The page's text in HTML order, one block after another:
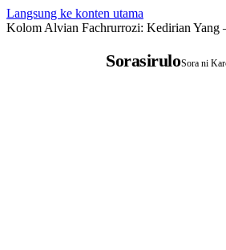
Langsung ke konten utama
Kolom Alvian Fachrurrozi: Kedirian
SorasiruloSora ni